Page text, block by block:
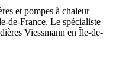
et pompes à chaleur
de-France. Le spécialiste
Viessmann en Île-de-